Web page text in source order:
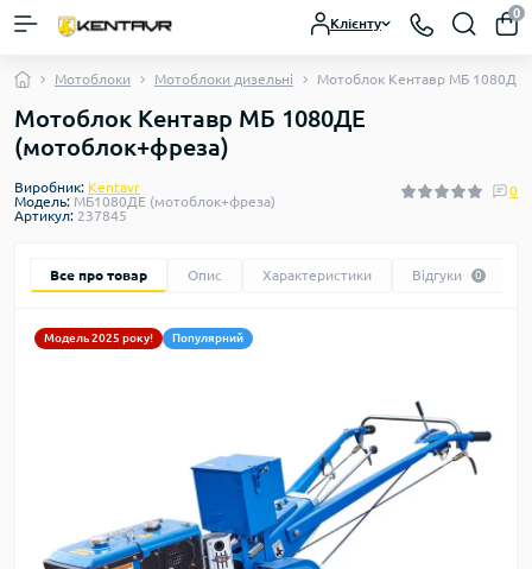
Клієнту
0
Мотоблоки Мотоблоки дизельні Мотоблок Кентавр МБ 1080ДЕ
Мотоблок Кентавр МБ 1080ДЕ
(мотоблок+фреза)
Виробник: Kentavr
Модель: МБ1080ДЕ (мотоблок+фреза)
Артикул: 237845
0
Все про товар Опис Характеристики Відгуки 0
Модель 2025 року! Популярний